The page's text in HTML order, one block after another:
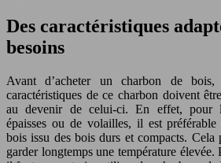
Des caractéristiques
besoins
Avant d’acheter un charbon de
caractéristiques de ce charbon doivent
au devenir de celui-ci. En effet, pour
épaisses ou de volailles, il est
bois issu des bois durs et compacts. Cela
garder longtemps une température élevée.